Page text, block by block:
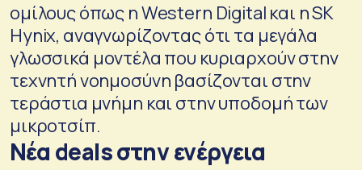
ομίλους όπως η Western Digital και η SK
Hynix, αναγνωρίζοντας ότι τα μεγάλα
γλωσσικά μοντέλα που κυριαρχούν στην
τεχνητή νοημοσύνη βασίζονται στην
τεράστια μνήμη και στην υποδομή των
μικροτσίπ.
Νέα deals στην ενέργεια